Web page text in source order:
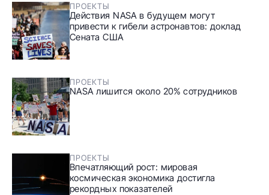
ПРОЕКТЫ
Действия NASA в будущем могут
привести к гибели астронавтов: доклад
Сената США
ПРОЕКТЫ
NASA лишится около 20% сотрудников
ПРОЕКТЫ
Впечатляющий рост: мировая
космическая экономика достигла
рекордных показателей